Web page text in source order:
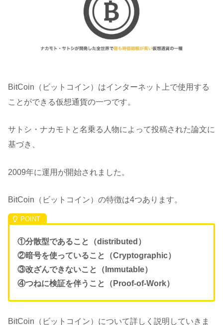
BitCoin（ビットコイン）はインターネット上で使用する
ことができる仮想通貨の一つです。
サトシ・ナカモトと名乗る人物によって投稿された論文に
基づき、
2009年に運用が開始されました。
BitCoin（ビットコイン）の特徴は4つあります。
①分散型であること（distributed）
②暗号を使っていること（Cryptographic）
③改ざんできないこと（Immutable）
④つねに検証を伴うこと（Proof-of-Work）
BitCoin（ビットコイン）について詳しく説明していきま